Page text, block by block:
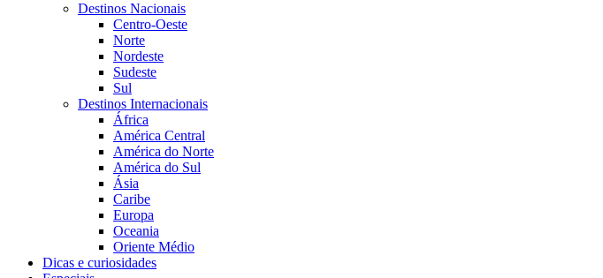
Destinos Nacionais
Centro-Oeste
Norte
Nordeste
Sudeste
Sul
Destinos Internacionais
África
América Central
América do Norte
América do Sul
Ásia
Caribe
Europa
Oceania
Oriente Médio
Dicas e curiosidades